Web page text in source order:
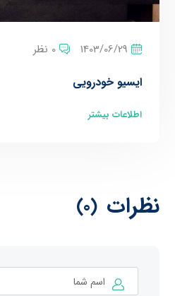
1403/06/29 0 نظر
ایسیو خودرویی
اطلاعات بیشتر
نظرات (0)